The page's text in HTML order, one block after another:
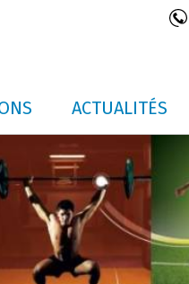
ACTUALITÉS